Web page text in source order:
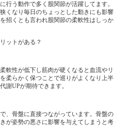
行う動作で多く股関節が活躍してます。
くなり毎日のちょっとした動きにも影響
招くとも言われ股関節の柔軟性はしっか
ットがある？
軟性が低下し筋肉が硬くなると血流やリ
柔らかく保つことで巡りがよくなり上半
謝UPが期待できます。
、骨盤に直接つながっています。骨盤の
が姿勢の悪さに影響を与えてしまうと考